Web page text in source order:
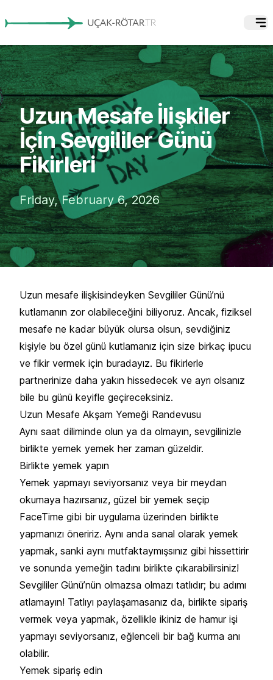
Uzun Mesafe İlişkiler
İçin Sevgililer Günü
Fikirleri
Friday, February 6, 2026
Uzun mesafe ilişkisindeyken Sevgililer Günü’nü
kutlamanın zor olabileceğini biliyoruz. Ancak, fiziksel
mesafe ne kadar büyük olursa olsun, sevdiğiniz
kişiyle bu özel günü kutlamanız için size birkaç ipucu
ve fikir vermek için buradayız. Bu fikirlerle
partnerinize daha yakın hissedecek ve ayrı olsanız
bile bu günü keyifle geçireceksiniz.
Uzun Mesafe Akşam Yemeği Randevusu
Aynı saat diliminde olun ya da olmayın, sevgilinizle
birlikte yemek yemek her zaman güzeldir.
Birlikte yemek yapın
Yemek yapmayı seviyorsanız veya bir meydan
okumaya hazırsanız, güzel bir yemek seçip
FaceTime gibi bir uygulama üzerinden birlikte
yapmanızı öneririz. Aynı anda sanal olarak yemek
yapmak, sanki aynı mutfaktaymışsınız gibi hissettirir
ve sonunda yemeğin tadını birlikte çıkarabilirsiniz!
Sevgililer Günü’nün olmazsa olmazı tatlıdır; bu adımı
atlamayın! Tatlıyı paylaşamasanız da, birlikte sipariş
vermek veya yapmak, özellikle ikiniz de hamur işi
yapmayı seviyorsanız, eğlenceli bir bağ kurma anı
olabilir.
Yemek sipariş edin